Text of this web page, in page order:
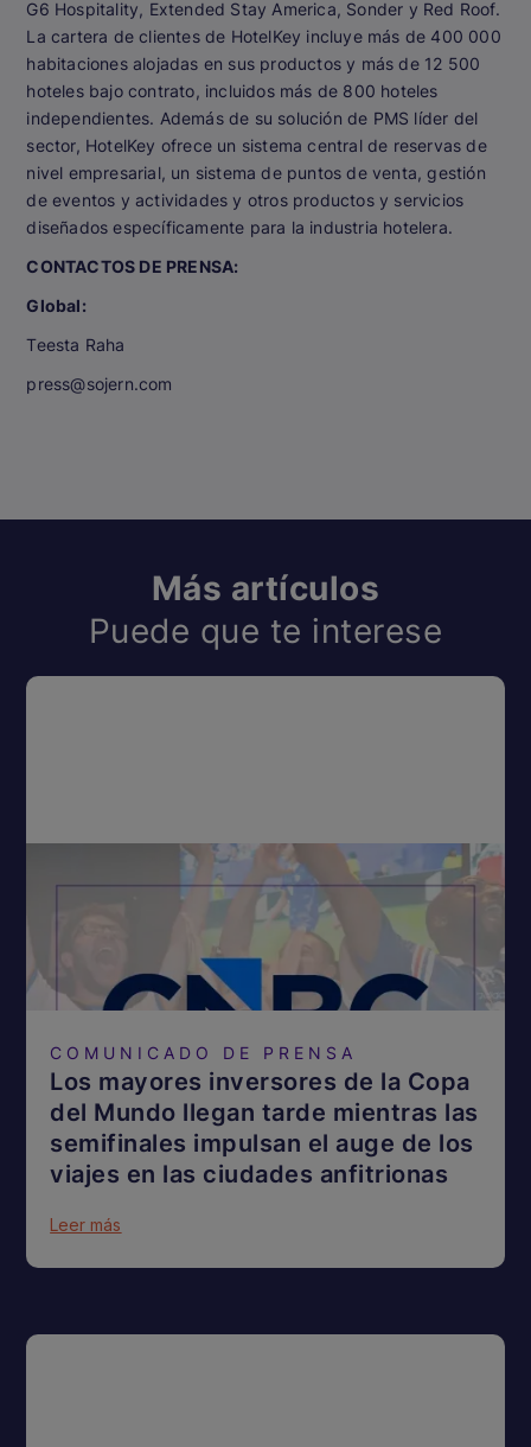
G6 Hospitality, Extended Stay America, Sonder y Red Roof.
La cartera de clientes de HotelKey incluye más de 400 000
habitaciones alojadas en sus productos y más de 12 500
hoteles bajo contrato, incluidos más de 800 hoteles
independientes. Además de su solución de PMS líder del
sector, HotelKey ofrece un sistema central de reservas de
nivel empresarial, un sistema de puntos de venta, gestión
de eventos y actividades y otros productos y servicios
diseñados específicamente para la industria hotelera.
CONTACTOS DE PRENSA:
Global:
Teesta Raha
press@sojern.com
Más artículos
Puede que te interese
COMUNICADO DE PRENSA
Los mayores inversores de la Copa
del Mundo llegan tarde mientras las
semifinales impulsan el auge de los
viajes en las ciudades anfitrionas
Leer más